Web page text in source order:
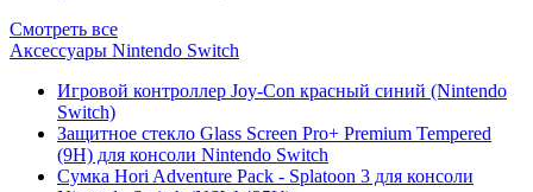
Смотреть все
Аксессуары Nintendo Switch
Игровой контроллер Joy-Con красный синий (Nintendo
Switch)
Защитное стекло Glass Screen Pro+ Premium Tempered
(9H) для консоли Nintendo Switch
Сумка Hori Adventure Pack - Splatoon 3 для консоли